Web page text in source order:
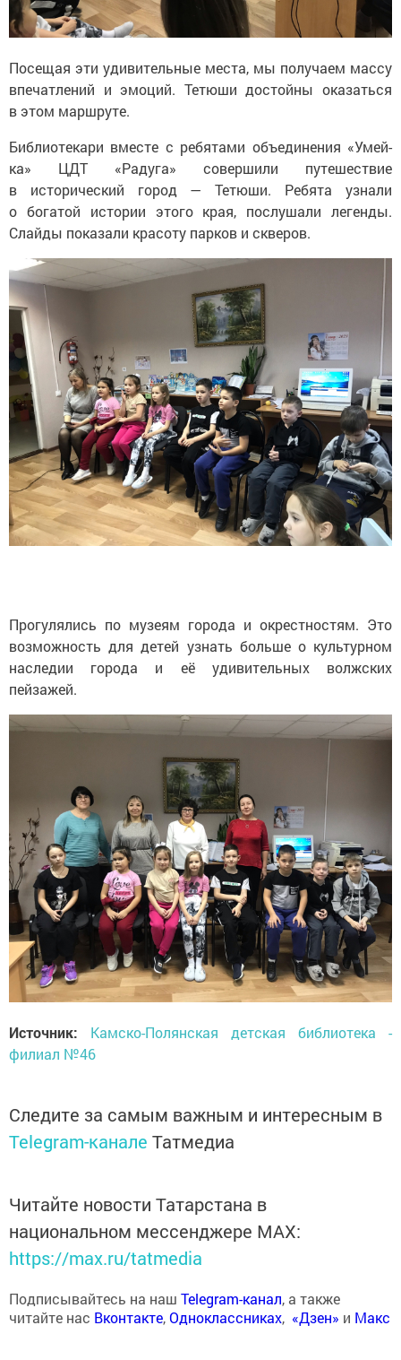
Посещая эти удивительные места, мы получаем массу
впечатлений и эмоций. Тетюши достойны оказаться
в этом маршруте.
Библиотекари вместе с ребятами объединения «Умей-
ка» ЦДТ «Радуга» совершили путешествие
в исторический город — Тетюши. Ребята узнали
о богатой истории этого края, послушали легенды.
Слайды показали красоту парков и скверов.
Прогулялись по музеям города и окрестностям. Это
возможность для детей узнать больше о культурном
наследии города и её удивительных волжских
пейзажей.
Источник: Камско-Полянская детская библиотека -
филиал №46
Следите за самым важным и интересным в
Telegram-канале Татмедиа
Читайте новости Татарстана в
национальном мессенджере MАХ:
https://max.ru/tatmedia
Подписывайтесь на наш Telegram-канал, а также
читайте нас Вконтакте,Одноклассниках, «Дзен» и Макс